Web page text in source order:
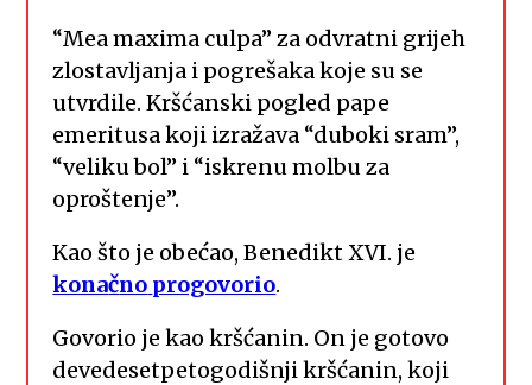
“Mea maxima culpa” za odvratni grijeh
zlostavljanja i pogrešaka koje su se
utvrdile. Kršćanski pogled pape
emeritusa koji izražava “duboki sram”,
“veliku bol” i “iskrenu molbu za
oproštenje”.
Kao što je obećao, Benedikt XVI. je
konačno progovorio.
Govorio je kao kršćanin. On je gotovo
devedesetpetogodišnji kršćanin, koji